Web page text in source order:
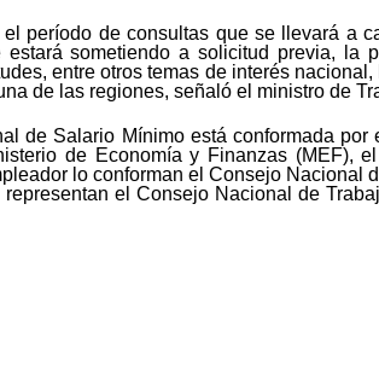
el período de consultas que se llevará a
estará sometiendo a solicitud previa, la
entre otros temas de interés
de las regiones, señaló el ministro de
de Salario Mínimo está conformada
de Economía y Finanzas (MEF),
lo conforman el Consejo Nacional
el Consejo Nacional de